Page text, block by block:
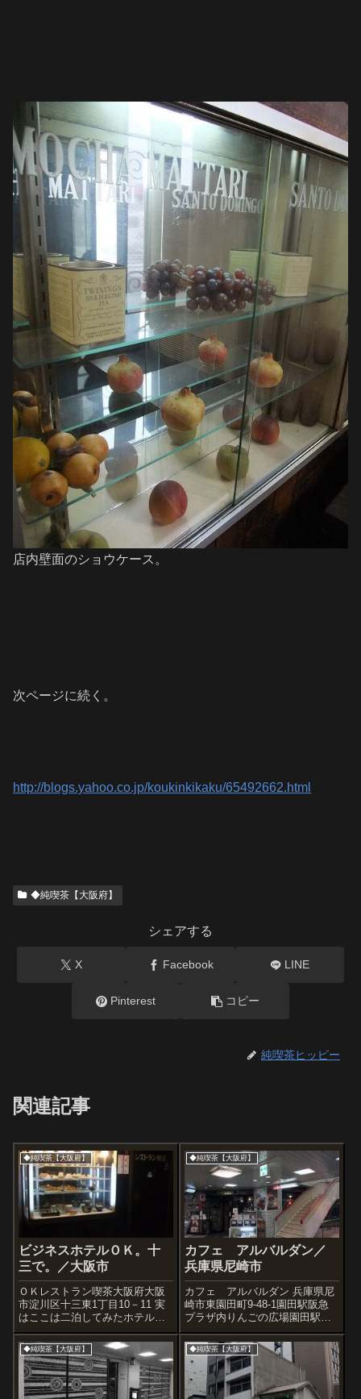
店内壁面のショウケース。
次ページに続く。
http://blogs.yahoo.co.jp/koukinkikaku/65492662.html
◆純喫茶【大阪府】
シェアする
X Facebook LINE
Pinterest コピー
純喫茶ヒッピー
関連記事
◆純喫茶【大阪府】
ビジネスホテルＯＫ。十
三で。／大阪市
ＯＫレストラン喫茶大阪府大阪
市淀川区十三東1丁目10－11 実
はここは二泊してみたホテル。
古いホテルなので最新設備はな
いが、どこまでも’70、そしてア
ットホームな感じだった。チェ
ックアウトを済ませて出ようと
すると、受付のお母さんが喫茶
コーナ...
◆純喫茶【大阪府】
カフェ アルバルダン／
兵庫県尼崎市
カフェ アルバルダン 兵庫県尼
崎市東園田町9-48-1園田駅阪急
プラザ内りんごの広場園田駅で
下車してみます。すぐ駅外に出
ようとも思ったけど構内ショッ
ピングモールが気になります。
フロア案内の地図パネルがあっ
たんで、ざっと眺めるとりんご
の広場と...
◆純喫茶【大阪府】 ◆純喫茶【大阪府】